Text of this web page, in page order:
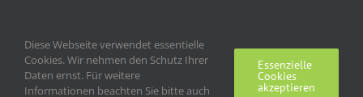
Diese Webseite verwendet essentielle
Cookies. Wir nehmen den Schutz Ihrer
Daten ernst. Für weitere
Informationen beachten Sie bitte auch
Essenzielle
Cookies
akzeptieren